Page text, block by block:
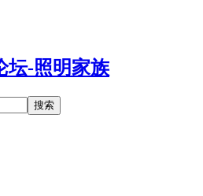
搜索